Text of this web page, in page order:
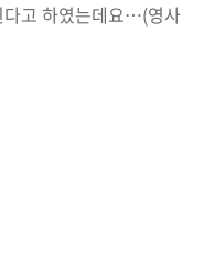
다고 하였는데요…(영사